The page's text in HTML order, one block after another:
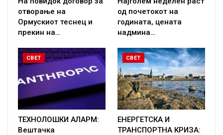
отворање на
Ормускиот теснец и
прекин на…
од почетокот на
годината, цената
надмина…
СВЕТ
ТЕХНОЛОШКИ АЛАРМ:
Вештачка
СВЕТ
ЕНЕРГЕТСКА И
ТРАНСПОРТНА КРИЗА: